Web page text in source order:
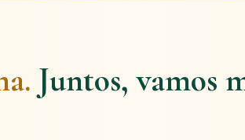
Juntos, vamos